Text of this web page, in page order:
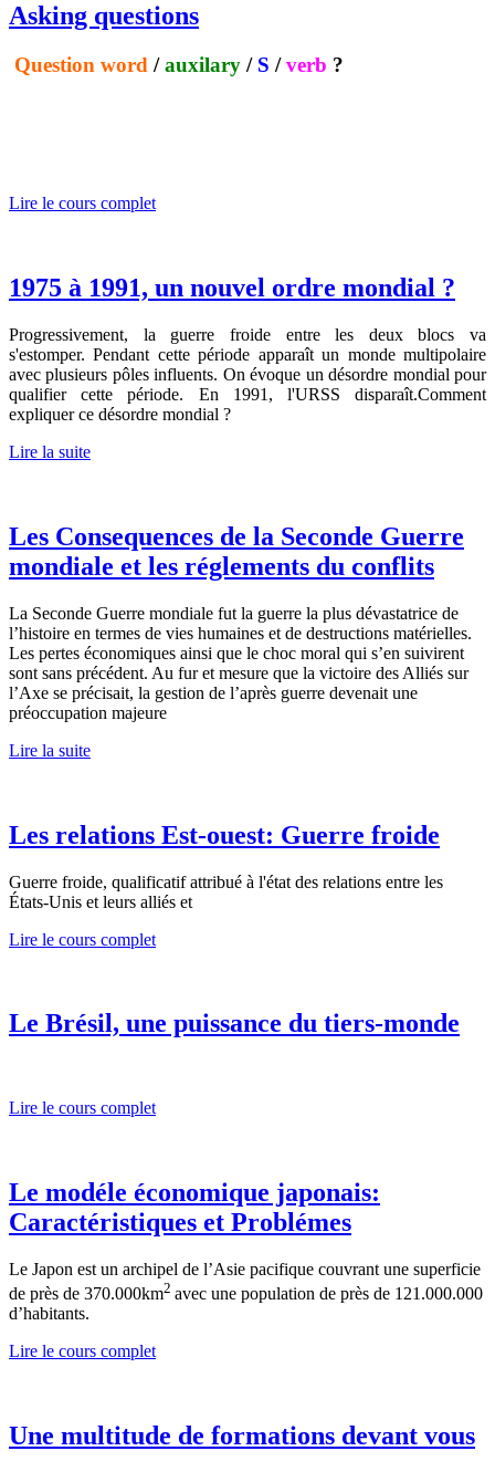
Asking questions
Question word /auxilary / S /verb ?
Lire le cours complet
1975 à 1991, un nouvel ordre mondial ?
Progressivement, la guerre froide entre les deux blocs va
s'estomper. Pendant cette période apparaît un monde multipolaire
avec plusieurs pôles influents. On évoque un désordre mondial pour
qualifier cette période. En 1991, l'URSS disparaît.Comment
expliquer ce désordre mondial ?
Lire la suite
Les Consequences de la Seconde Guerre
mondiale et les réglements du conflits
La Seconde Guerre mondiale fut la guerre la plus dévastatrice de
l’histoire en termes de vies humaines et de destructions matérielles.
Les pertes économiques ainsi que le choc moral qui s’en suivirent
sont sans précédent. Au fur et mesure que la victoire des Alliés sur
l’Axe se précisait, la gestion de l’après guerre devenait une
préoccupation majeure
Lire la suite
Les relations Est-ouest: Guerre froide
Guerre froide, qualificatif attribué à l'état des relations entre les
États-Unis et leurs alliés et
Lire le cours complet
Le Brésil, une puissance du tiers-monde
Lire le cours complet
Le modéle économique japonais:
Caractéristiques et Problémes
Le Japon est un archipel de l’Asie pacifique couvrant une superficie
de près de 370.000km2 avec une population de près de 121.000.000
d’habitants.
Lire le cours complet
Une multitude de formations devant vous